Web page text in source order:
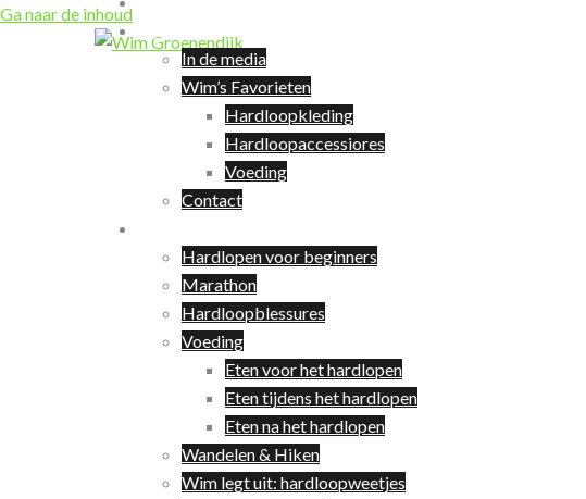
Ga naar de inhoud
In de media
Wim’s Favorieten
Hardloopkleding
Hardloopaccessiores
Voeding
Contact
Hardlopen voor beginners
Marathon
Hardloopblessures
Voeding
Eten voor het hardlopen
Eten tijdens het hardlopen
Eten na het hardlopen
Wandelen & Hiken
Wim legt uit: hardloopweetjes